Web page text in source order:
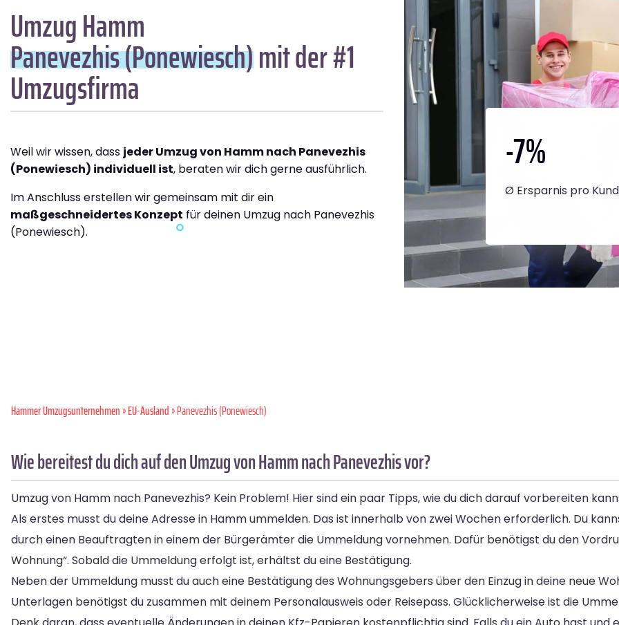
Umzug Hamm
Panevezhis (Ponewiesch)mit der #1
Umzugsfirma
Weil wir wissen, dass jeder Umzug von Hamm nach Panevezhis
(Ponewiesch) individuell ist, beraten wir dich gerne ausführlich.
Im Anschluss erstellen wir gemeinsam mit dir ein
maßgeschneidertes Konzept für deinen Umzug nach Panevezhis
(Ponewiesch).
-7%
Ø Ersparnis pro
Hammer Umzugsunternehmen»EU-Ausland» Panevezhis (Ponewiesch)
Wie bereitest du dich auf den Umzug von Hamm nach Panevezhis vor?
Umzug von Hamm nach Panevezhis? Kein Problem! Hier sind ein paar Tipps, wie du dich darauf vorbereiten
Als erstes musst du deine Adresse in Hamm ummelden. Das ist innerhalb von zwei Wochen erforderlich. Du
durch einen Beauftragten in einem der Bürgerämter die Ummeldung vornehmen. Dafür benötigst du den
Wohnung“. Sobald die Ummeldung erfolgt ist, erhältst du eine Bestätigung.
Neben der Ummeldung musst du auch eine Bestätigung des Wohnungsgebers über den Einzug in deine neue
Unterlagen benötigst du zusammen mit deinem Personalausweis oder Reisepass. Glücklicherweise ist die